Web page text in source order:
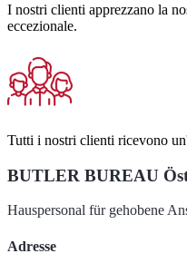
I nostri clienti apprezzano la
eccezionale.
Tutti i nostri clienti ricevono
BUTLER BUREAU
Hauspersonal für gehobene
Adresse